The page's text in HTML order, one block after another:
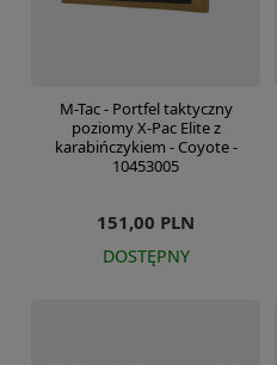
M-Tac - Portfel taktyczny
poziomy X-Pac Elite z
karabińczykiem - Coyote -
10453005
151,00 PLN
DOSTĘPNY